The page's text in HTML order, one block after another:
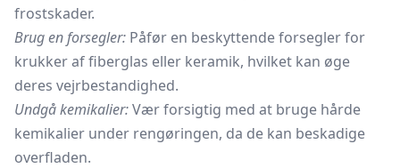
frostskader.
Brug en forsegler: Påfør en beskyttende forsegler for
krukker af fiberglas eller keramik, hvilket kan øge
deres vejrbestandighed.
Undgå kemikalier:Vær forsigtig med at bruge hårde
kemikalier under rengøringen, da de kan beskadige
overfladen.